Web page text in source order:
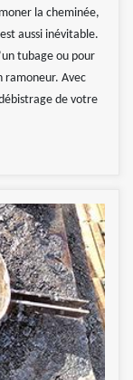
la cheminée,
aussi inévitable.
tubage ou pour
ramoneur. Avec
de votre